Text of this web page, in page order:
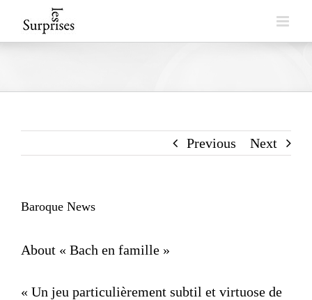
to
Previous Next
Baroque News
About « Bach en famille »
« Un jeu particulièrement subtil et virtuose de